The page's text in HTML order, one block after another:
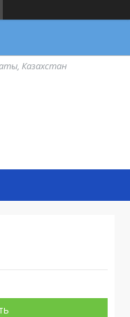
Казахстан